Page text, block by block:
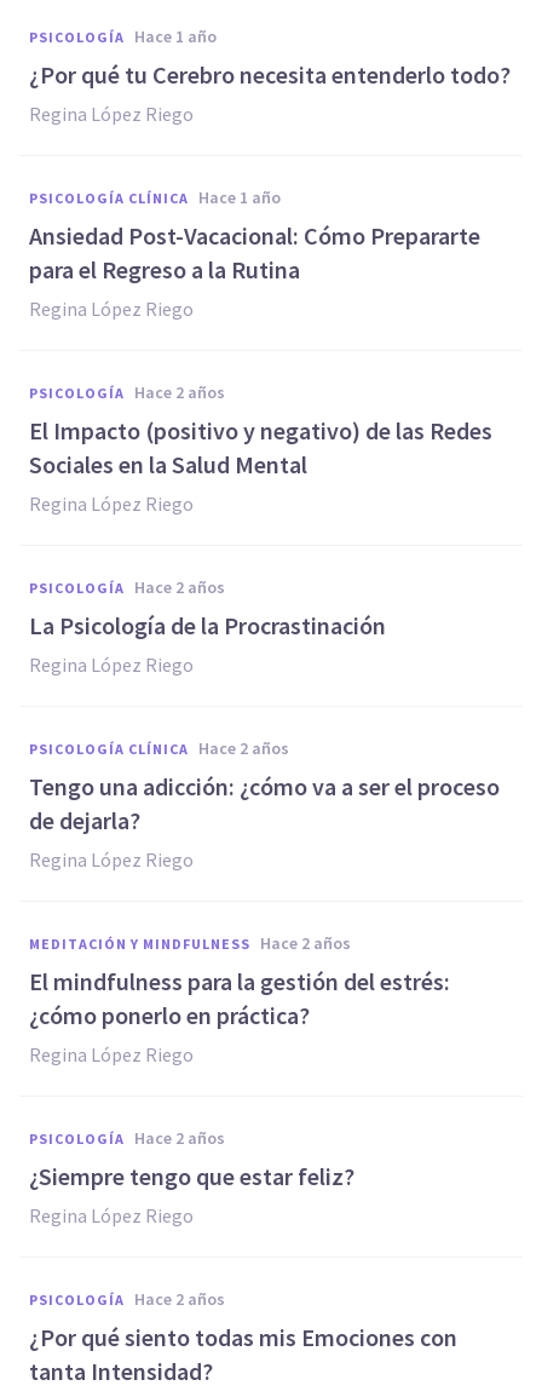
PSICOLOGÍA hace 1 año
¿Por qué tu Cerebro necesita entenderlo todo?
Regina López Riego
PSICOLOGÍA CLÍNICA hace 1 año
Ansiedad Post-Vacacional: Cómo Prepararte
para el Regreso a la Rutina
Regina López Riego
PSICOLOGÍA hace 2 años
El Impacto (positivo y negativo) de las Redes
Sociales en la Salud Mental
Regina López Riego
PSICOLOGÍA hace 2 años
La Psicología de la Procrastinación
Regina López Riego
PSICOLOGÍA CLÍNICA hace 2 años
Tengo una adicción: ¿cómo va a ser el proceso
de dejarla?
Regina López Riego
MEDITACIÓN Y MINDFULNESS hace 2 años
El mindfulness para la gestión del estrés:
¿cómo ponerlo en práctica?
Regina López Riego
PSICOLOGÍA hace 2 años
¿Siempre tengo que estar feliz?
Regina López Riego
PSICOLOGÍA hace 2 años
¿Por qué siento todas mis Emociones con
tanta Intensidad?